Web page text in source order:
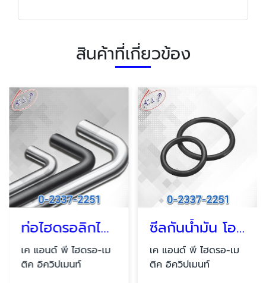
สินค้าที่เกี่ยวข้อง
ท่อไฮดรอลิกไม่มีตะเข็บ
เค แอนด์ พี ไฮดรอ-เม
ติค อิควิปเมนท์
ซีลกันน้ำมัน โอริง บางนา
เค แอนด์ พี ไฮดรอ-เม
ติค อิควิปเมนท์